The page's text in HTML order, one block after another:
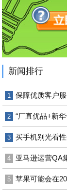
新闻排行
1 保障优质客户
2 “厂直优品+新
3 买手机别光看
4 亚马逊运营QA
5 苹果可能会在